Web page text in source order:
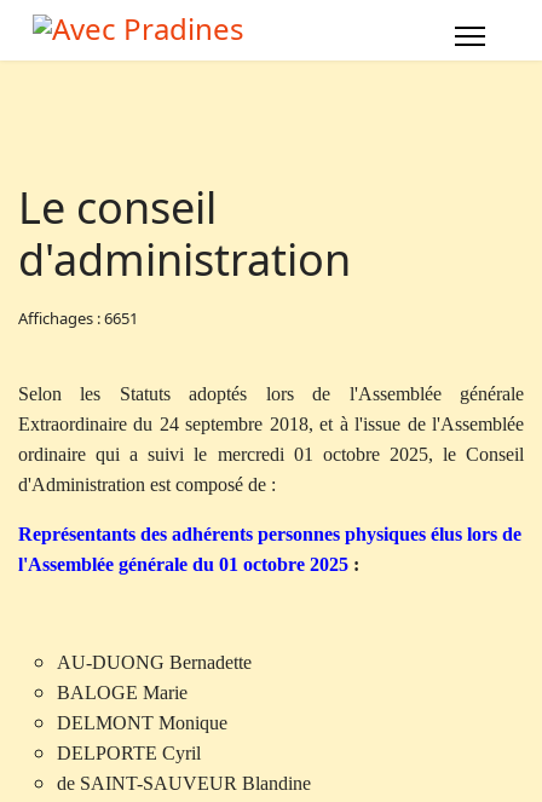
Le conseil
d'administration
Affichages : 6651
Selon les Statuts adoptés lors de l'Assemblée générale
Extraordinaire du 24 septembre 2018, et à l'issue de l'Assemblée
ordinaire qui a suivi le mercredi 01 octobre 2025, le Conseil
d'Administration est composé de :
Représentants des adhérents personnes physiques élus lors de
l'Assemblée générale du 01 octobre 2025 :
AU-DUONG Bernadette
BALOGE Marie
DELMONT Monique
DELPORTE Cyril
de SAINT-SAUVEUR Blandine